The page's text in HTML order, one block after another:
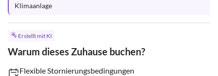
Klimaanlage
Erstellt mit KI
Warum dieses Zuhause buchen?
Flexible Stornierungsbedingungen